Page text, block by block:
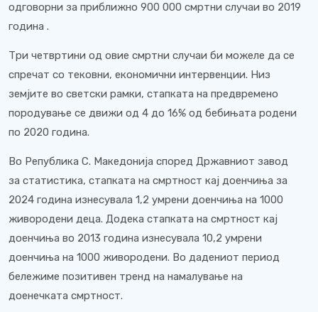
одговорни за приближно 900 000 смртни случаи во 2019
година .
Три четвртини од овие смртни случаи би можеле да се
спречат со тековни, економични интервенции. Низ
земјите во светски рамки, стапката на предвремено
породување се движи од 4 до 16% од бебињата родени
по 2020 година.
Во Република С. Македонија според Државниот завод
за статистика, стапката на смртност кај доенчиња за
2024 година изнесувала 1,2 умрени доенчиња на 1000
живородени деца. Додека стапката на смртност кај
доенчиња во 2013 година изнесувала 10,2 умрени
доенчиња на 1000 живородени. Во дадениот период
бележиме позитивен тренд на намалување на
доенечката смртност.